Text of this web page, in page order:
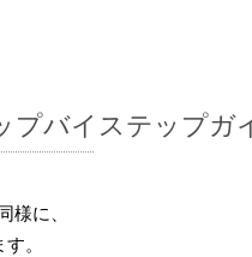
プバイステップガ
様に、
。